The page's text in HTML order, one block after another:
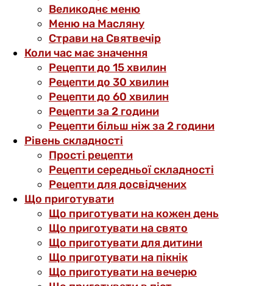
Великоднє меню
Меню на Масляну
Страви на Святвечір
Коли час має значення
Рецепти до 15 хвилин
Рецепти до 30 хвилин
Рецепти до 60 хвилин
Рецепти за 2 години
Рецепти більш ніж за 2 години
Рівень складності
Прості рецепти
Рецепти середньої складності
Рецепти для досвідчених
Що приготувати
Що приготувати на кожен день
Що приготувати на свято
Що приготувати для дитини
Що приготувати на пікнік
Що приготувати на вечерю